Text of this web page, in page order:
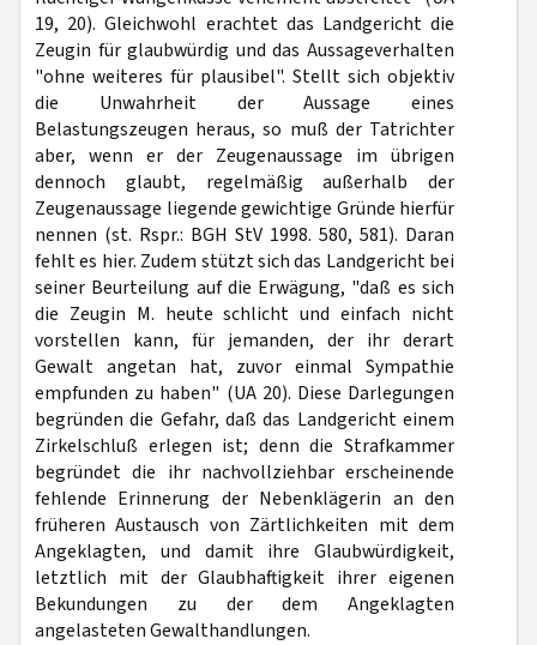
19, 20). Gleichwohl erachtet das Landgericht die
Zeugin für glaubwürdig und das Aussageverhalten
"ohne weiteres für plausibel". Stellt sich objektiv
die Unwahrheit der Aussage eines
Belastungszeugen heraus, so muß der Tatrichter
aber, wenn er der Zeugenaussage im übrigen
dennoch glaubt, regelmäßig außerhalb der
Zeugenaussage liegende gewichtige Gründe hierfür
nennen (st. Rspr.: BGH StV 1998. 580, 581). Daran
fehlt es hier. Zudem stützt sich das Landgericht bei
seiner Beurteilung auf die Erwägung, "daß es sich
die Zeugin M. heute schlicht und einfach nicht
vorstellen kann, für jemanden, der ihr derart
Gewalt angetan hat, zuvor einmal Sympathie
empfunden zu haben" (UA 20). Diese Darlegungen
begründen die Gefahr, daß das Landgericht einem
Zirkelschluß erlegen ist; denn die Strafkammer
begründet die ihr nachvollziehbar erscheinende
fehlende Erinnerung der Nebenklägerin an den
früheren Austausch von Zärtlichkeiten mit dem
Angeklagten, und damit ihre Glaubwürdigkeit,
letztlich mit der Glaubhaftigkeit ihrer eigenen
Bekundungen zu der dem Angeklagten
angelasteten Gewalthandlungen.